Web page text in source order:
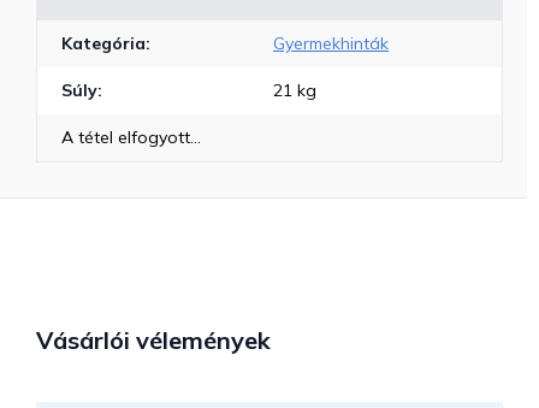
Kategória: Gyermekhinták
Súly: 21 kg
A tétel elfogyott…
Vásárlói vélemények